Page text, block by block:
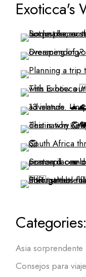
Exoticca's
Categories:
Asia sorprendente
Consejos para